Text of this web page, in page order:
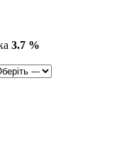
3.7 %